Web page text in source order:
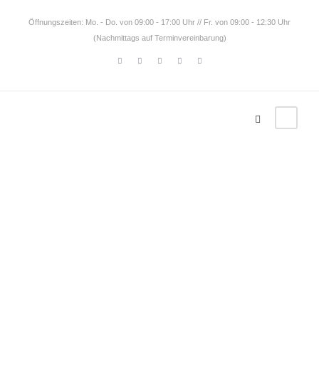
Öffnungszeiten: Mo. - Do. von 09:00 - 17:00 Uhr // Fr. von 09:00 - 12:30 Uhr
(Nachmittags auf Terminvereinbarung)